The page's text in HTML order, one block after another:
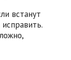
встанут